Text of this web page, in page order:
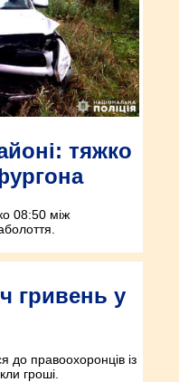
тяжко
08:50 між
гривень у
до правоохоронців із
гроші.